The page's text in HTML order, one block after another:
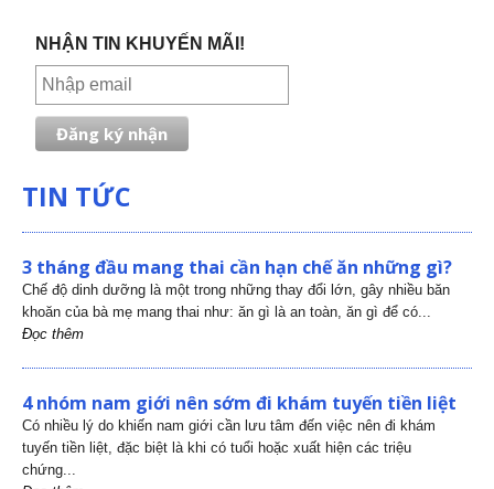
NHẬN TIN KHUYẾN MÃI!
TIN TỨC
3 tháng đầu mang thai cần hạn chế ăn những gì?
Chế độ dinh dưỡng là một trong những thay đổi lớn, gây nhiều băn
khoăn của bà mẹ mang thai như: ăn gì là an toàn, ăn gì để có...
Đọc thêm
4 nhóm nam giới nên sớm đi khám tuyến tiền liệt
Có nhiều lý do khiến nam giới cần lưu tâm đến việc nên đi khám
tuyến tiền liệt, đặc biệt là khi có tuổi hoặc xuất hiện các triệu
chứng...